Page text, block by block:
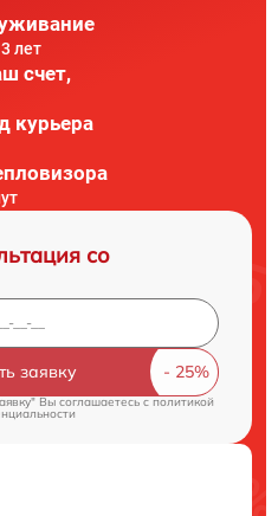
лет
счет,
курьера
со
заявку
Вы соглашаетесь cполитикой